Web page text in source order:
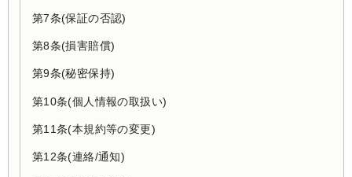
第7条(保証の否認)
第8条(損害賠償)
第9条(秘密保持)
第10条(個人情報の取扱い)
第11条(本規約等の変更)
第12条(連絡/通知)